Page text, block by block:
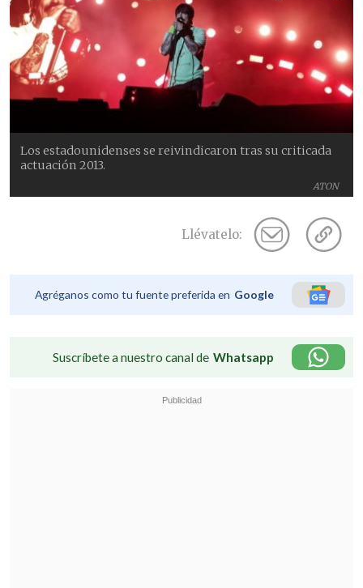
ATON
Los estadounidenses se reivindicaron tras su criticada
actuación 2013.
Llévatelo:
Agréganos como tu fuente preferida en Google
Suscríbete a nuestro canal de Whatsapp